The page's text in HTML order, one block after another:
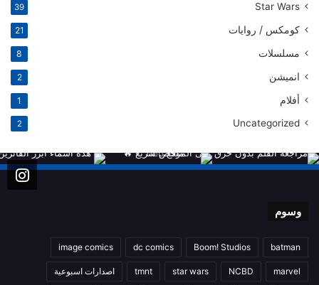
Star Wars
39
كومكس / روايات 21
مسلسلات 8
انميشن 2
أفلام 1
Uncategorized
2
وسوم
batman
Boom! Studios
dc comics
image comics
marvel
NCBD
star wars
tmnt اصدارات اسبوعية